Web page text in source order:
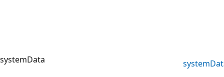
systemData system